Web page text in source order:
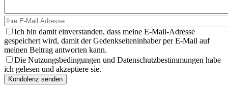
Ich bin damit einverstanden, dass meine E-Mail-Adresse
gespeichert wird, damit der Gedenkseiteninhaber per E-Mail auf
meinen Beitrag antworten kann.
Die Nutzungsbedingungen und Datenschutzbestimmungen habe
ich gelesen und akzeptiere sie.